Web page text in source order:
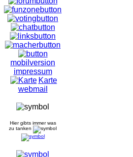
mobilversion
impressum
Karte
webmail
Hier gibts immer was
zu tanken